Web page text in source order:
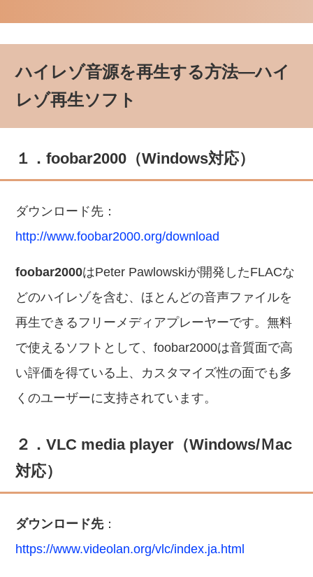
ハイレゾ音源を再生する方法―ハイ
レゾ再生ソフト
１．foobar2000（Windows対応）
ダウンロード先：
http://www.foobar2000.org/download
foobar2000はPeter Pawlowskiが開発したFLACな
どのハイレゾを含む、ほとんどの音声ファイルを
再生できるフリーメディアプレーヤーです。無料
で使えるソフトとして、foobar2000は音質面で高
い評価を得ている上、カスタマイズ性の面でも多
くのユーザーに支持されています。
２．VLC media player（Windows/Ｍac
対応）
ダウンロード先：
https://www.videolan.org/vlc/index.ja.html